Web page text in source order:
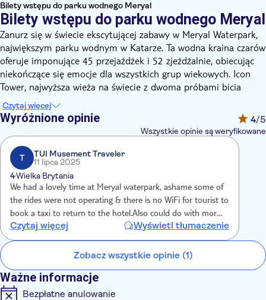
Bilety wstępu do parku wodnego Meryal
Bilety wstępu do parku wodnego Meryal
Zanurz się w świecie ekscytującej zabawy w Meryal Waterpark,
największym parku wodnym w Katarze. Ta wodna kraina czarów
oferuje imponujące 45 przejażdżek i 52 zjeżdżalnie, obiecując
niekończące się emocje dla wszystkich grup wiekowych. Icon
Tower, najwyższa wieża na świecie z dwoma próbami bicia
rekordu Guinnessa na najwyższą wieżę parku wodnego, jest
jedną z najbardziej ekscytujących atrakcji parku.
Po ekscytujących przygodach na przejażdżkach, dlaczego nie
wybrać się na spokojny spacer na plażę? Piaszczyste brzegi
oferują spokojne miejsce, w którym można się zrelaksować i
rozkoszować słońcem. Poczuj miękki piasek pod stopami,
wsłuchaj się w delikatne uderzanie fal i pozwól, by owiewała Cię
chłodna morska bryza. A gdy poczujesz głód, zachęcające
punkty gastronomiczne są gotowe do serwowania pysznych
przysmaków.
Park wodny Meryal to nie tylko wysokooktanowe emocje; to
także tworzenie trwałych wspomnień pośród piękna Zatoki
Arabskiej. Dzięki różnorodnym opcjom rozrywki i
spektakularnym widokom, Meryal Waterpark obiecuje dzień
niezrównanej zabawy pod słońcem.
Czytaj więcej
Wyróżnione opinie 4/5
Wszystkie opinie są weryfikowane
T
TUI Musement Traveler
11 lipca 2025
4Wielka Brytania
We had a lovely time at Meryal waterpark, ashame some of
the rides were not operating & there is no WiFi for tourist to
book a taxi to return to the hotel.Also could do with more
food, water stations for ice cream/snacks Overall my son
had a fantastic time, thank you
Czytaj więcej Wyświetl tłumaczenie
Zobacz wszystkie opinie (1)
Ważne informacje
Bezpłatne anulowanie